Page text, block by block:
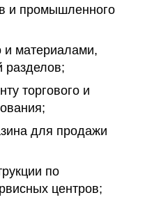
и промышленного
и материалами,
разделов;
торгового и
для продажи
по
центров;